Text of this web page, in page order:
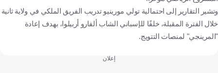
وتشير التقارير إلى احتمالية تولي مورينيو تدريب الفريق الملكي في ولاية ثانية
خلال الفترة المقبلة، خلفًا للإسباني الشاب ألفارو أربيلوا، بهدف إعادة
"المرينجي" لمنصات التتويج.
إعلان